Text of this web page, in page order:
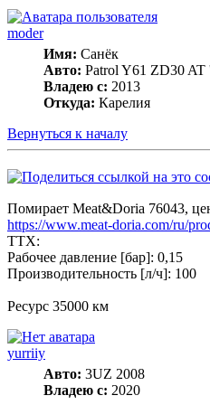
moder
Имя: Санёк
Авто: Patrol Y61 ZD30 AT
Владею с: 2013
Откуда: Карелия
Вернуться к началу
Помирает Meat&Doria 76043,
https://www.meat-doria.com/ru/
ТТХ:
Рабочее давление [бар]: 0,15
Производительность [л/ч]: 100
Ресурс 35000 км
yurriiy
Авто: 3UZ 2008
Владею с: 2020